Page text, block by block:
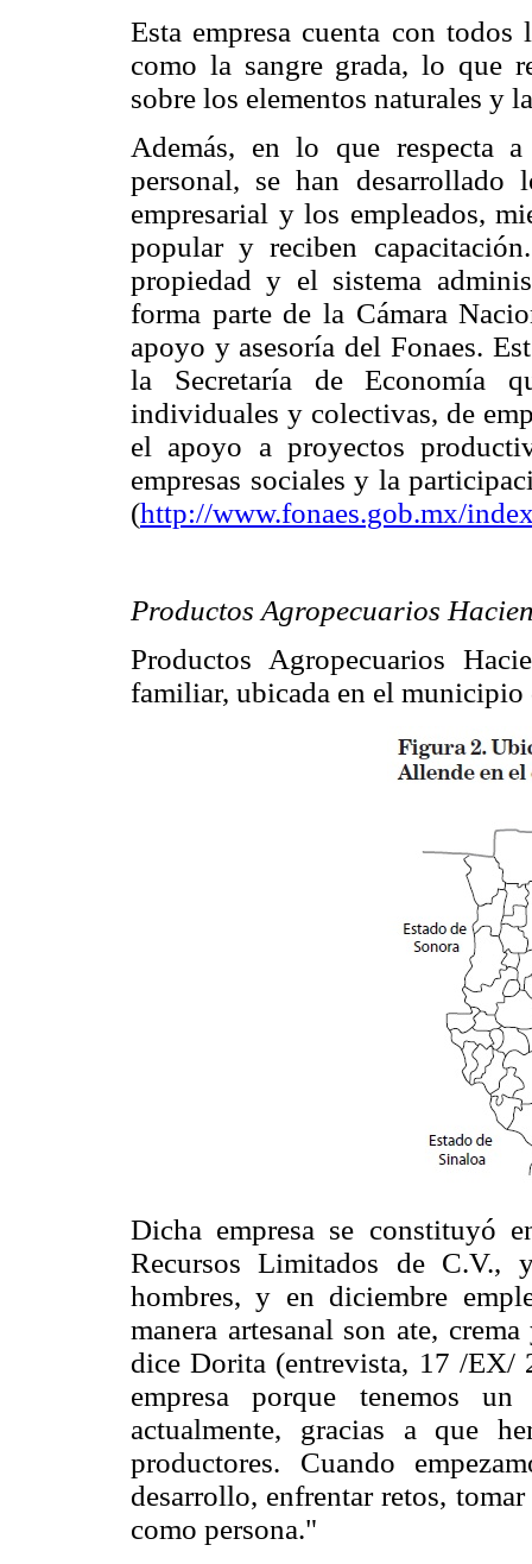
Esta empresa cuenta con
como la sangre grada, lo que
sobre los elementos naturales y
Además, en lo que respecta
personal, se han desarrollado
empresarial y los empleados,
popular y reciben
propiedad y el sistema
forma parte de la Cámara
apoyo y asesoría del Fonaes.
la Secretaría de Economía
individuales y colectivas, de
el apoyo a proyectos
empresas sociales y la
(http://www.fonaes.gob.mx/
Productos Agropecuarios
Productos Agropecuarios
familiar, ubicada en el
Dicha empresa se constituyó
Recursos Limitados de
hombres, y en diciembre
manera artesanal son ate,
dice Dorita (entrevista, 17 /EX/
empresa porque tenemos
actualmente, gracias a que
productores. Cuando
desarrollo, enfrentar retos,
como persona."